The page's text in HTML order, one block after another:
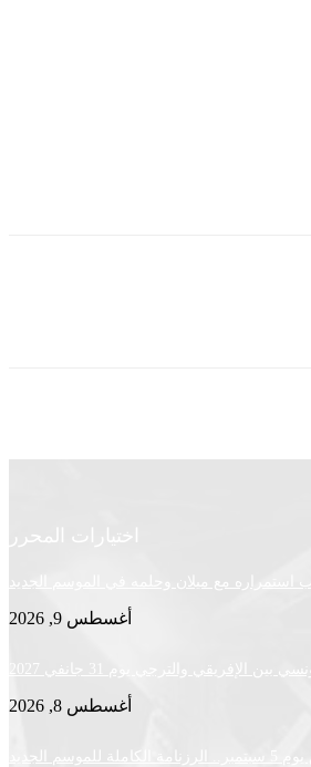
اختيارات المحرر
مع ميلان وحلمه في الموسم الجديد
أغسطس 9, 2026
بين الإفريقي والترجي يوم 31 جانفي 2027
أغسطس 8, 2026
الجديد